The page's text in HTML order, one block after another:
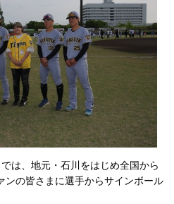
は、地元・石川をはじめ全国から
ンの皆さまに選手からサインボール